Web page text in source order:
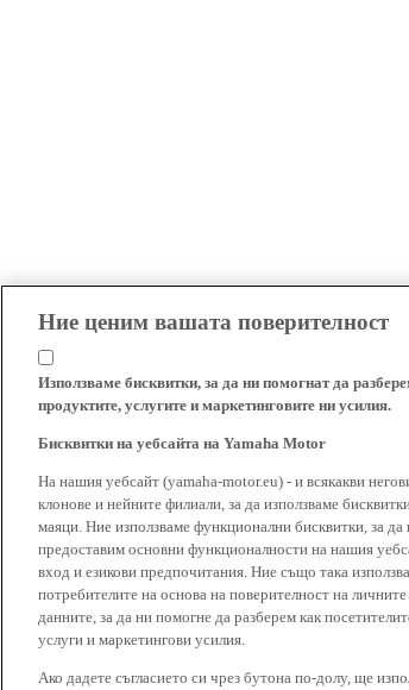
Ние ценим вашата поверителност
Използваме бисквитки, за да ни помогнат да
продуктите, услугите и маркетинговите ни усилия.
Бисквитки на уебсайта на Yamaha Motor
На нашия уебсайт (yamaha-motor.eu) - и всякакви
клонове и нейните филиали, за да използваме
маяци. Ние използваме функционални бисквитки, за
предоставим основни функционалности на нашия
вход и езикови предпочитания. Ние също така
потребителите на основа на поверителност на
данните, за да ни помогне да разберем как
услуги и маркетингови усилия.
Ако дадете съгласието си чрез бутона по-долу, ще